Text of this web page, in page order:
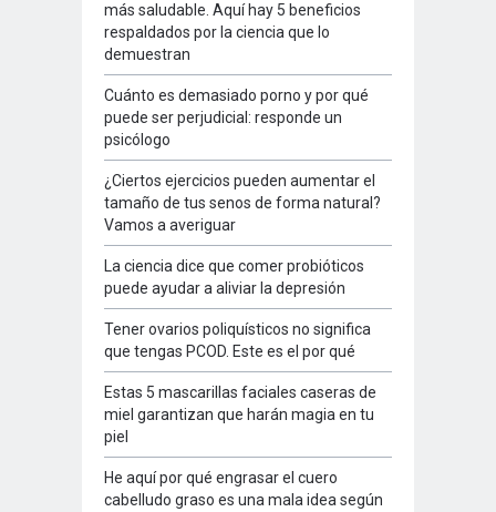
más saludable. Aquí hay 5 beneficios
respaldados por la ciencia que lo
demuestran
Cuánto es demasiado porno y por qué
puede ser perjudicial: responde un
psicólogo
¿Ciertos ejercicios pueden aumentar el
tamaño de tus senos de forma natural?
Vamos a averiguar
La ciencia dice que comer probióticos
puede ayudar a aliviar la depresión
Tener ovarios poliquísticos no significa
que tengas PCOD. Este es el por qué
Estas 5 mascarillas faciales caseras de
miel garantizan que harán magia en tu
piel
He aquí por qué engrasar el cuero
cabelludo graso es una mala idea según